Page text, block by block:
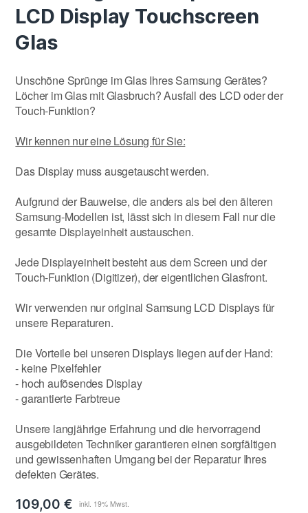
LCD Display Touchscreen
Glas
Unschöne Sprünge im Glas Ihres Samsung Gerätes?
Löcher im Glas mit Glasbruch? Ausfall des LCD oder der
Touch-Funktion?
Wir kennen nur eine Lösung für Sie:
Das Display muss ausgetauscht werden.
Aufgrund der Bauweise, die anders als bei den älteren
Samsung-Modellen ist, lässt sich in diesem Fall nur die
gesamte Displayeinheit austauschen.
Jede Displayeinheit besteht aus dem Screen und der
Touch-Funktion (Digitizer), der eigentlichen Glasfront.
Wir verwenden nur original Samsung LCD Displays für
unsere Reparaturen.
Die Vorteile bei unseren Displays liegen auf der Hand:
- keine Pixelfehler
- hoch aufösendes Display
- garantierte Farbtreue
Unsere langjährige Erfahrung und die hervorragend
ausgebildeten Techniker garantieren einen sorgfältigen
und gewissenhaften Umgang bei der Reparatur Ihres
defekten Gerätes.
109,00 €